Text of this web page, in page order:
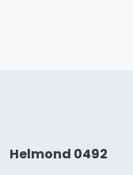
Helmond 0492